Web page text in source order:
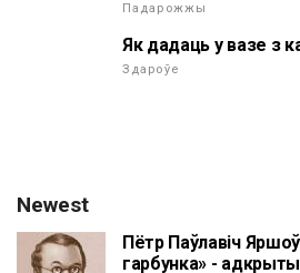
Падарожжы
Як дадаць у вазе з
Здароўе
Newest
Пётр Паўлавіч
гарбунка» -